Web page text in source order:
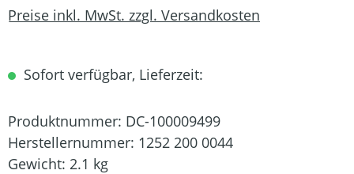
Preise inkl. MwSt. zzgl. Versandkosten
Sofort verfügbar, Lieferzeit:
Produktnummer: DC-100009499
Herstellernummer: 1252 200 0044
Gewicht: 2.1 kg